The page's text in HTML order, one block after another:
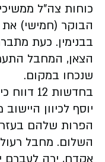
כוחות צה"ל
הבוקר (חמישי) את
בבנימין. כעת
הצאן, המחבל
שנכחו במקום.
בחדשות
יוסף לכיוון
הפרות שלהם
השלום. מחבל
אקדח, ירה לעברם